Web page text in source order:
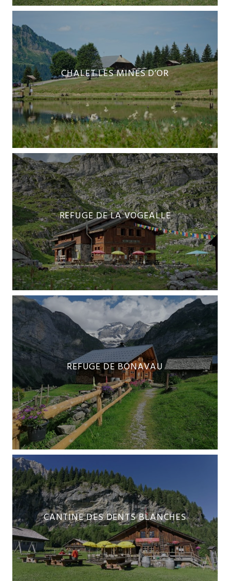
CHALET LES MINES D’OR
REFUGE DE LA VOGEALLE
REFUGE DE BONAVAU
CANTINE DES DENTS BLANCHES